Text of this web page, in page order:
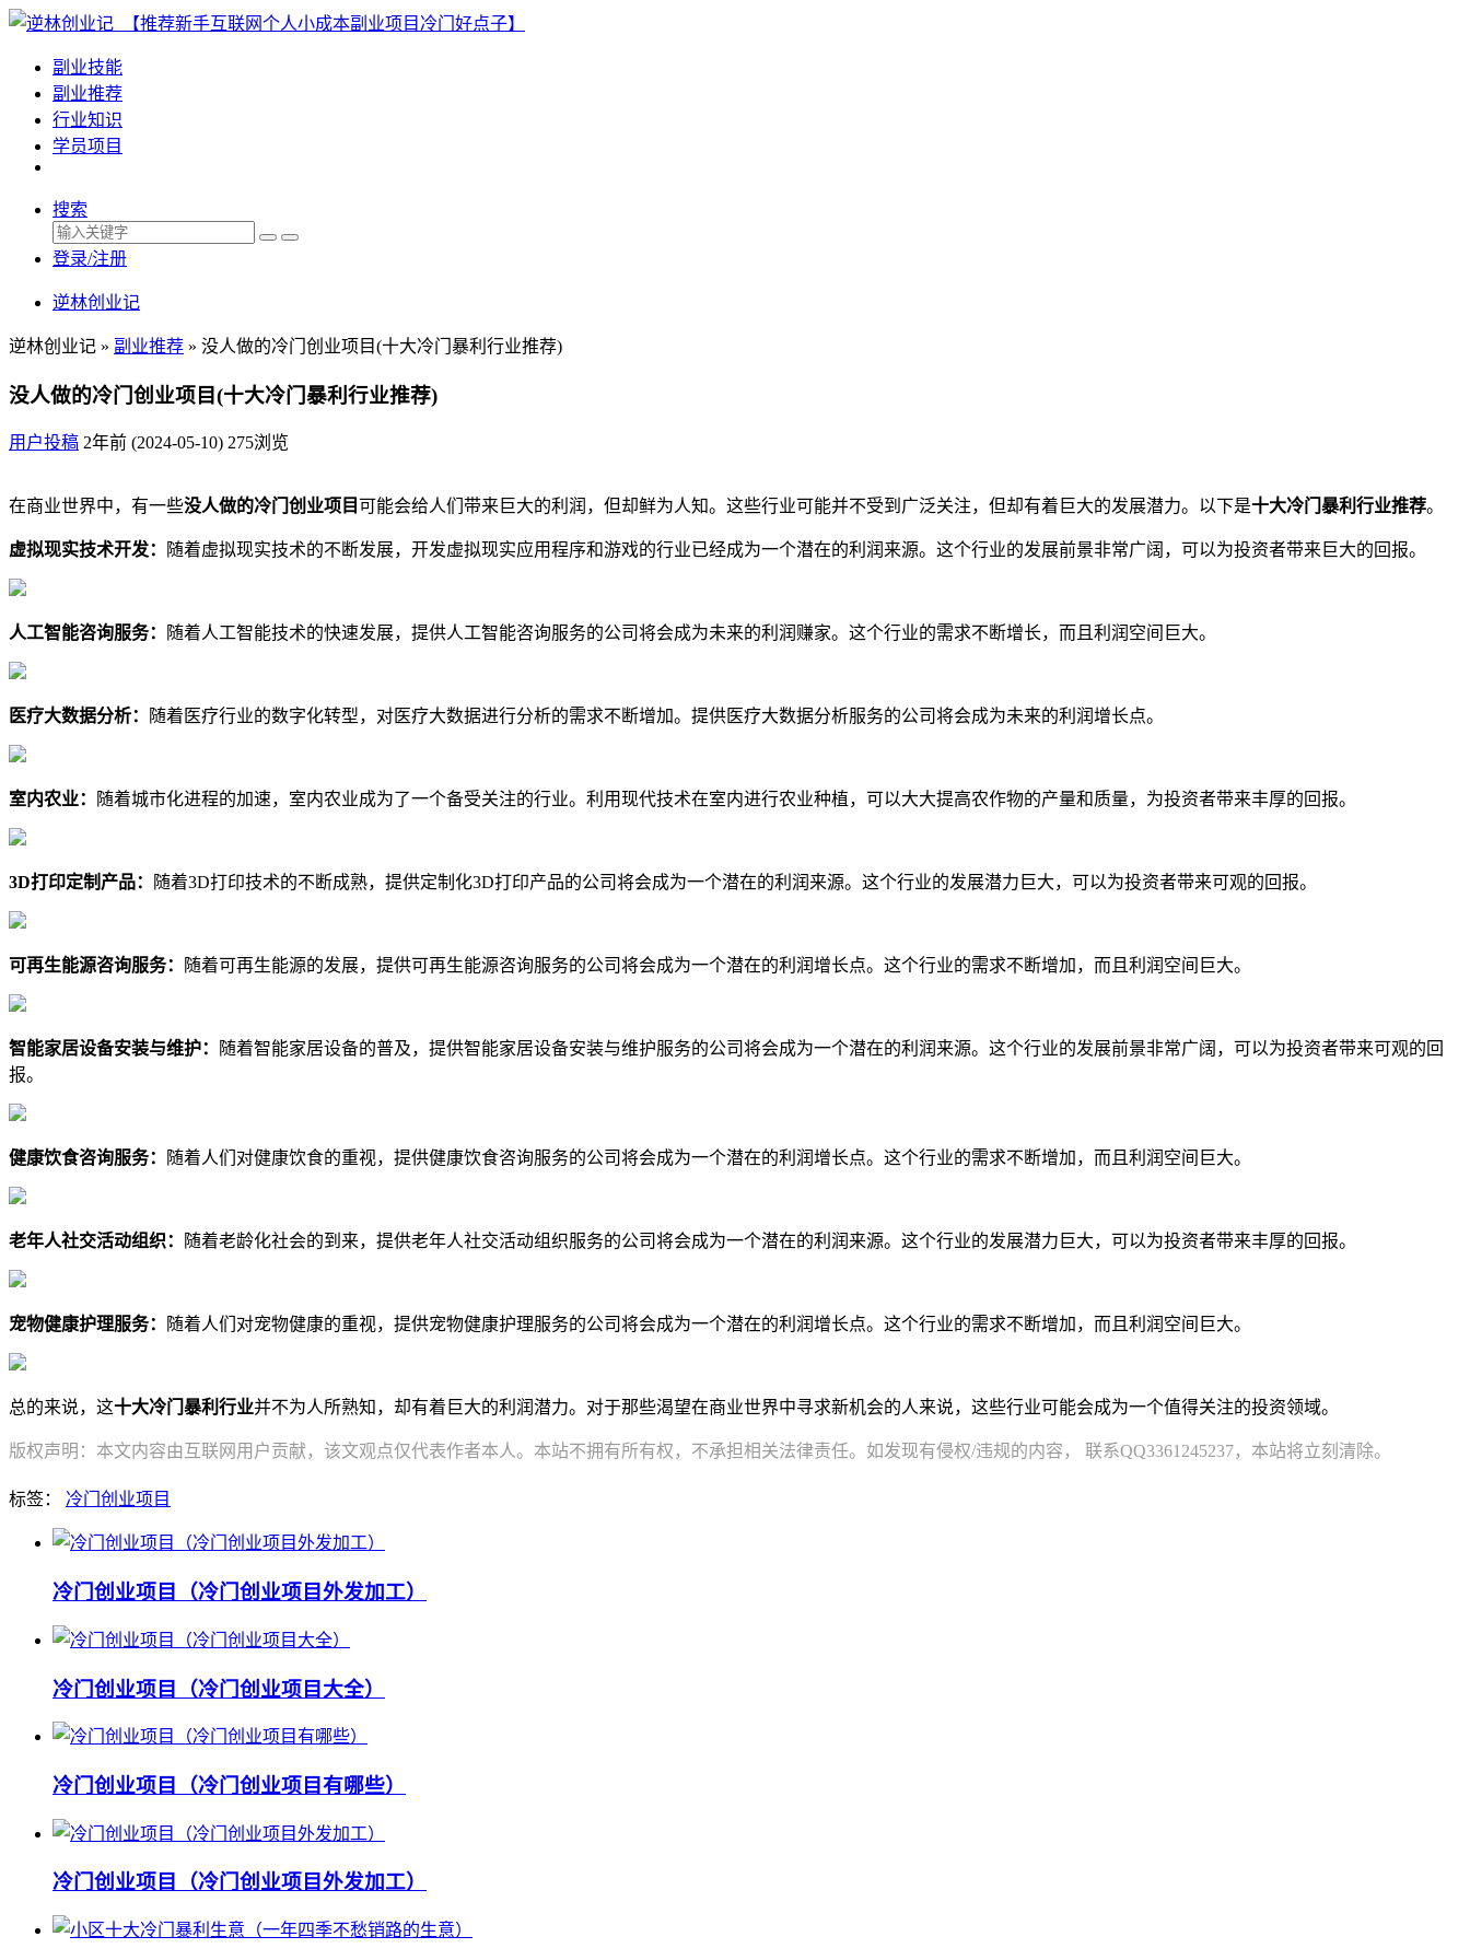
副业技能
副业推荐
行业知识
学员项目
搜索
登录/注册
逆林创业记
逆林创业记 » 副业推荐 » 没人做的冷门创业项目(十大冷门暴利行业推荐)
没人做的冷门创业项目(十大冷门暴利行业推荐)
用户投稿 2年前 (2024-05-10) 275浏览
在商业世界中，有一些没人做的冷门创业项目可能会给人们带来巨大的利润，但却鲜为人知。这些行业可能并不受到广泛关注，但却有着巨大的发展潜力。以下是十大冷门暴利行业推荐。
虚拟现实技术开发： 随着虚拟现实技术的不断发展，开发虚拟现实应用程序和游戏的行业已经成为一个潜在的利润来源。这个行业的发展前景非常广阔，可以为投资者带来巨大的回报。
人工智能咨询服务： 随着人工智能技术的快速发展，提供人工智能咨询服务的公司将会成为未来的利润赚家。这个行业的需求不断增长，而且利润空间巨大。
医疗大数据分析： 随着医疗行业的数字化转型，对医疗大数据进行分析的需求不断增加。提供医疗大数据分析服务的公司将会成为未来的利润增长点。
室内农业： 随着城市化进程的加速，室内农业成为了一个备受关注的行业。利用现代技术在室内进行农业种植，可以大大提高农作物的产量和质量，为投资者带来丰厚的回报。
3D打印定制产品： 随着3D打印技术的不断成熟，提供定制化3D打印产品的公司将会成为一个潜在的利润来源。这个行业的发展潜力巨大，可以为投资者带来可观的回报。
可再生能源咨询服务： 随着可再生能源的发展，提供可再生能源咨询服务的公司将会成为一个潜在的利润增长点。这个行业的需求不断增加，而且利润空间巨大。
智能家居设备安装与维护：
随着智能家居设备的普及，提供智能家居设备安装与维护服务的公司将会成为一个潜在的利润来源。这个行业的发展前景非常广阔，可以为投资者带来可观的回
报。
健康饮食咨询服务： 随着人们对健康饮食的重视，提供健康饮食咨询服务的公司将会成为一个潜在的利润增长点。这个行业的需求不断增加，而且利润空间巨大。
老年人社交活动组织： 随着老龄化社会的到来，提供老年人社交活动组织服务的公司将会成为一个潜在的利润来源。这个行业的发展潜力巨大，可以为投资者带来丰厚的回报。
宠物健康护理服务： 随着人们对宠物健康的重视，提供宠物健康护理服务的公司将会成为一个潜在的利润增长点。这个行业的需求不断增加，而且利润空间巨大。
总的来说，这十大冷门暴利行业并不为人所熟知，却有着巨大的利润潜力。对于那些渴望在商业世界中寻求新机会的人来说，这些行业可能会成为一个值得关注的投资领域。
版权声明：本文内容由互联网用户贡献，该文观点仅代表作者本人。本站不拥有所有权，不承担相关法律责任。如发现有侵权/违规的内容， 联系QQ3361245237，本站将立刻清除。
标签： 冷门创业项目
冷门创业项目（冷门创业项目外发加工）
冷门创业项目（冷门创业项目大全）
冷门创业项目（冷门创业项目有哪些）
冷门创业项目（冷门创业项目外发加工）